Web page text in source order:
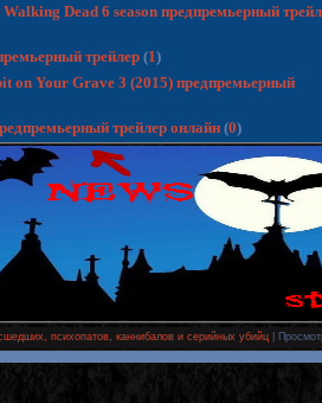
Dead 6 season предпремьерный
трейлер (1)
Your Grave 3 (2015) предпремьерный
трейлер онлайн (0)
психопатов, каннибалов и серийных убийц